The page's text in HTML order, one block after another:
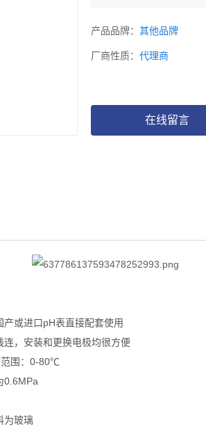
产品品牌： 其他品牌
厂商性质： 代理商
在线留言
产或进口pH表直接配套使用
连，安装和更换电极均很方便
范围：0-80℃
0.6MPa
为玻璃